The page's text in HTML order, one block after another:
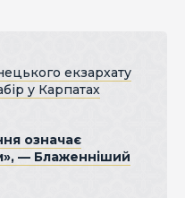
екзархату
у Карпатах
означає
— Блаженніший